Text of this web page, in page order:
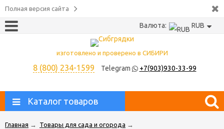
Полная версия сайта
Валюта: RUB
изготовлено и проверено в СИБИРИ
8 (800) 234-1599 Telegram +7(903)930-33-99
Каталог товаров
Главная → Товары для сада и огорода →